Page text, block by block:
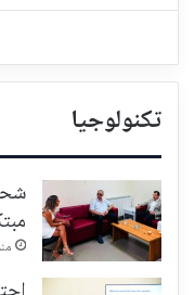
تكنولوجيا